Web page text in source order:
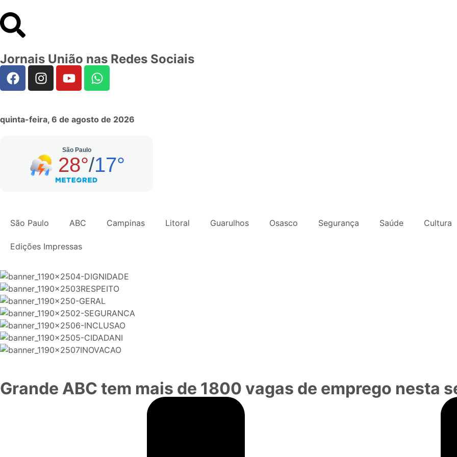
Jornais União nas Redes Sociais
quinta-feira, 6 de agosto de 2026
São Paulo ABC Campinas Litoral Guarulhos Osasco Segurança Saúde Cultura
Edições Impressas
Grande ABC tem mais de 1800 vagas de emprego nesta